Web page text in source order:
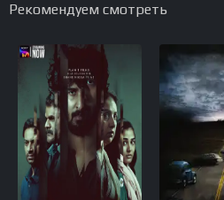
Рекомендуем смотреть